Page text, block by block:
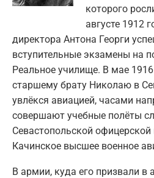
которого
августе 1912
директора Антона Георги
вступительные экзамены на
Реальное училище. В мае
старшему брату Николаю в
увлёкся авиацией, часами
совершают учебные полёты
Севастопольской
Качинское высшее военное
В армии, куда его призвали в